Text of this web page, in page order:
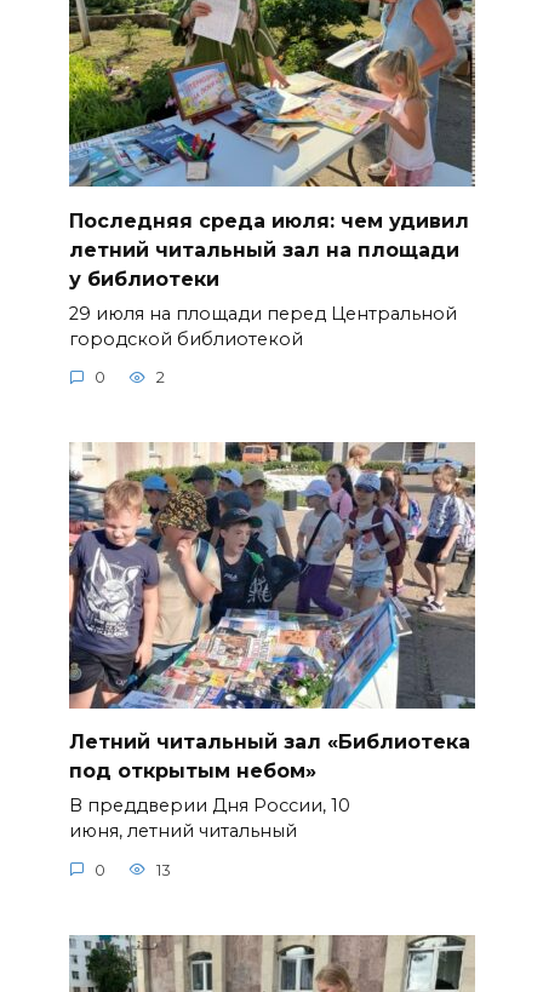
Последняя среда июля: чем удивил
летний читальный зал на площади
у библиотеки
29 июля на площади перед Центральной
городской библиотекой
0 2
Летний читальный зал «Библиотека
под открытым небом»
В преддверии Дня России, 10
июня, летний читальный
0 13